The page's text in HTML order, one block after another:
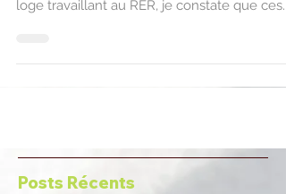
loge travaillant au RER, je constate que ces...
Posts Récents